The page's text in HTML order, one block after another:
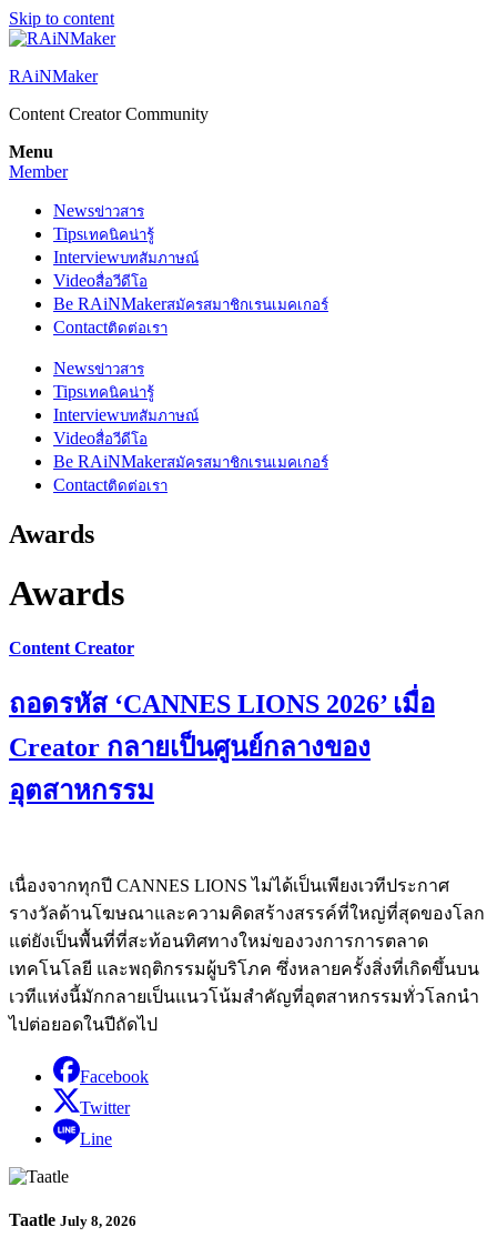
Skip to content
RAiNMaker
Content Creator Community
Menu
Member
Newsข่าวสาร
Tipsเทคนิคน่ารู้
Interviewบทสัมภาษณ์
Videoสื่อวีดีโอ
Be RAiNMakerสมัครสมาชิกเรนเมคเกอร์
Contactติดต่อเรา
Newsข่าวสาร
Tipsเทคนิคน่ารู้
Interviewบทสัมภาษณ์
Videoสื่อวีดีโอ
Be RAiNMakerสมัครสมาชิกเรนเมคเกอร์
Contactติดต่อเรา
Awards
Awards
Content Creator
ถอดรหัส ‘CANNES LIONS 2026’ เมื่อ
Creator กลายเป็นศูนย์กลางของ
อุตสาหกรรม
เนื่องจากทุกปี CANNES LIONS ไม่ได้เป็นเพียงเวทีประกาศ
รางวัลด้านโฆษณาและความคิดสร้างสรรค์ที่ใหญ่ที่สุดของโลก
แต่ยังเป็นพื้นที่ที่สะท้อนทิศทางใหม่ของวงการการตลาด
เทคโนโลยี และพฤติกรรมผู้บริโภค ซึ่งหลายครั้งสิ่งที่เกิดขึ้นบน
เวทีแห่งนี้มักกลายเป็นแนวโน้มสำคัญที่อุตสาหกรรมทั่วโลกนำ
ไปต่อยอดในปีถัดไป
Facebook
Twitter
Line
Taatle July 8, 2026